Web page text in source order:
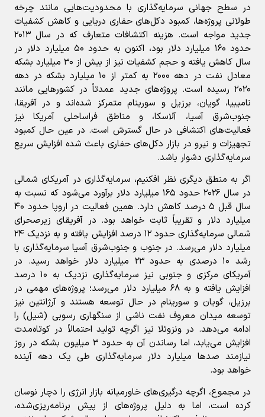
در سطح جهانی سرمایه‌گذاری با محدودیت‌هایی مانند چرخه
طولانی پروژه‌ها، کمبود دکل‌های حفاری دریایی و کاهش کشفیات
جدید مواجه است. هزینه اکتشافات متعارف که در سال ۲۰۱۳
حدود ۱۶۰ میلیارد دلار بود، اکنون به حدود ۵۰ میلیارد دلار در
سال کاهش یافته و حجم کشفیات نیز از بیش از ۳۰ میلیارد بشکه
معادل نفت در دهه ۲۰۰۰ به کمتر از ۱۰ میلیارد بشکه در دهه
۲۰۲۰ رسیده است. پروژه‌های جدید عمدتاً در کشورهایی مانند
نامیبیا، گویان، برزیل و سورینام متمرکز شده‌اند و در آفریقا،
جنوب‌شرق آسیا، آلاسکا، و مناطق فراساحلی آمریکا نیز
فعالیت‌های اکتشافی در حال گسترش است. در عین حال کمبود
تجهیزات و نیرو در بازار دکل‌های حفاری باعث شده افزایش سریع
سرمایه‌گذاری دشوار باشد.
اگر به منطق دیگری نظر افکنیم، سرمایه‌گذاری در آمریکای شمالی
در سال ۲۰۲۶ حدود ۱۶۵ میلیارد دلار برآورد می‌شود که نسبت به
سال قبل ۵ درصد کاهش دارد. همین فعالیت در اروپا حدود ۴۰
میلیارد دلار و تقریباً ثابت خواهد بود. در آفریقای زیرصحرای
شمالی سرمایه‌گذاری حدود ۱۲ درصد افزایش یافته و به نزدیک ۲۴
میلیارد دلار می‌رسد. در جنوب و جنوب‌شرق آسیا سرمایه‌گذاری با
رشد ۱۰ درصدی به حدود ۲۳ میلیارد دلار خواهد رسید. در
آمریکای مرکزی و جنوبی نیز سرمایه‌گذاری نزدیک به ۱۰ درصد
افزایش یافته و به ۶۸ میلیارد دلار می‌رسد؛ پروژه‌های مهمی در
برزیل، گویان و سورینام در حال توسعه هستند و آرژانتین نیز
توسعه میدان معروف نفت ناشی از سنگهاری رسوبی (شیل) را
ادامه می‌دهد. در ونزوئلا نیز اگرچه تولید احتمالاً در کوتاه‌مدت
افزایش می‌یابد، اما رساندن آن به حدود ۳ میلیون بشکه در روز
نیازمند صدها میلیارد دلار سرمایه‌گذاری طی یک دهه آینده
خواهد بود.
در مجموع، اگرچه درگیری‌های خاورمیانه بازار انرژی را دچار نوسان
کرده است، اما به دلیل پروژه‌های از پیش برنامه‌ریزی‌شده،